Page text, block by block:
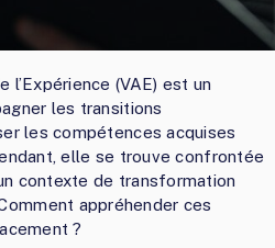
l’Expérience (VAE) est un
les transitions
les compétences acquises
elle se trouve confrontée
contexte de transformation
appréhender ces
?